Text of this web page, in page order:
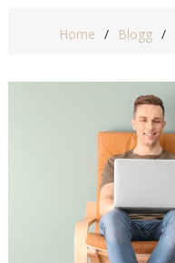
Home Blogg